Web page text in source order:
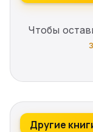
Чтобы
Другие